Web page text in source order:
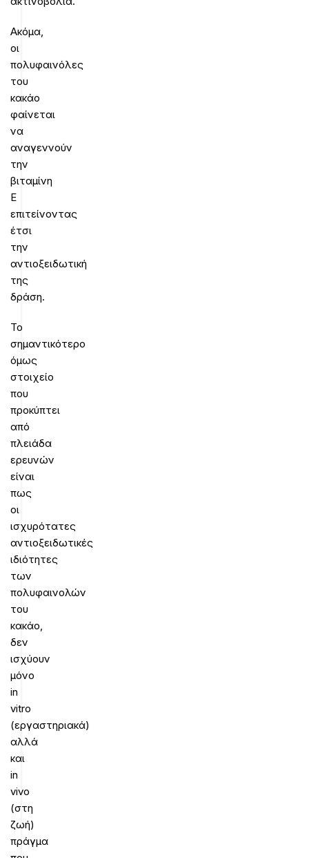
Ακόμα,
οι
πολυφαινόλες
του
κακάο
φαίνεται
να
αναγεννούν
την
βιταμίνη
Ε
επιτείνοντας
έτσι
την
αντιοξειδωτική
της
δράση.
Το
σημαντικότερο
όμως
στοιχείο
που
προκύπτει
από
πλειάδα
ερευνών
είναι
πως
οι
ισχυρότατες
αντιοξειδωτικές
ιδιότητες
των
πολυφαινολών
του
κακάο,
δεν
ισχύουν
μόνο
in
vitro
(εργαστηριακά)
αλλά
και
in
vivo
(στη
ζωή)
πράγμα